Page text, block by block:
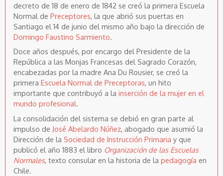
decreto de 18 de enero de 1842 se creó la primera Escuela
Normal de Preceptores, la que abrió sus puertas en
Santiago el 14 de junio del mismo año bajo la dirección de
Domingo Faustino Sarmiento.
Doce años después, por encargo del Presidente de la
República a las Monjas Francesas del Sagrado Corazón,
encabezadas por la madre Ana Du Rousier, se creó la
primera Escuela Normal de Preceptoras, un hito
importante que contribuyó a la inserción de la mujer en el
mundo profesional.
La consolidación del sistema se debió en gran parte al
impulso de José Abelardo Núñez, abogado que asumió la
Dirección de la Sociedad de Instrucción Primaria y que
publicó el año 1883 el libro Organización de las Escuelas
Normales, texto consular en la historia de la pedagogía en
Chile.